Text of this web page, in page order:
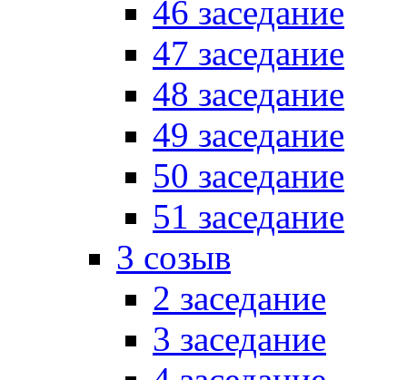
46 заседание
47 заседание
48 заседание
49 заседание
50 заседание
51 заседание
3 созыв
2 заседание
3 заседание